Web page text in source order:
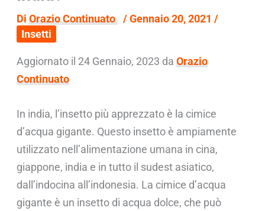
DiOrazio Continuato /Gennaio 20, 2021/
Insetti
Aggiornato il 24 Gennaio, 2023 daOrazio
Continuato
In india, l’insetto più apprezzato è la cimice
d’acqua gigante. Questo insetto è ampiamente
utilizzato nell’alimentazione umana in cina,
giappone, india e in tutto il sudest asiatico,
dall’indocina all’indonesia. La cimice d’acqua
gigante è un insetto di acqua dolce, che può